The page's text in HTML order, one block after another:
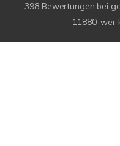
398 Bewertungen bei
11880, wer